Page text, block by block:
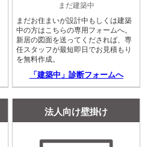
まだ建築中
まだお住まいが設計中もしくは建築
中の方はこちらの専用フォームへ。
新居の図面を送ってくだされば、専
任スタッフが最短即日でお見積もり
を無料作成。
「建築中」診断フォームへ
法人向け壁掛け